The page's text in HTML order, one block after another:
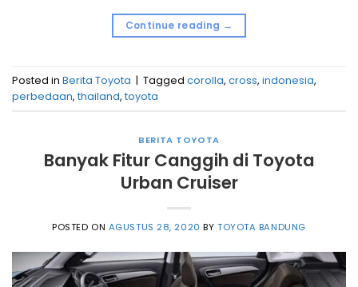
Continue reading →
Posted in Berita Toyota | Tagged corolla, cross, indonesia,
perbedaan, thailand, toyota
BERITA TOYOTA
Banyak Fitur Canggih di Toyota
Urban Cruiser
POSTED ON AGUSTUS 28, 2020 BY TOYOTA BANDUNG